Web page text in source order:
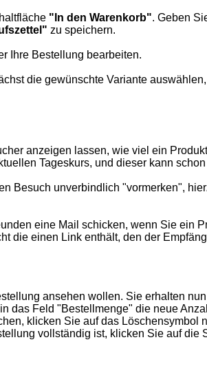
"In den Warenkorb". Geben
zu speichern.
Ihre Bestellung bearbeiten.
die gewünschte Variante
anzeigen lassen, wie viel ein
Tageskurs, und dieser kann
Besuch unverbindlich "vormerken",
eine Mail schicken, wenn Sie ein
die einen Link enthält, den der
ansehen wollen. Sie erhalten
das Feld "Bestellmenge" die neue
klicken Sie auf das Löschensymbol
vollständig ist, klicken Sie auf die